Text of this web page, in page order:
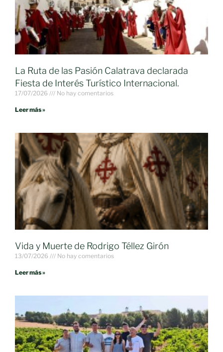
La Ruta de las Pasión Calatrava declarada
Fiesta de Interés Turístico Internacional.
17/07/2026 No hay comentarios
Leer más »
Vida y Muerte de Rodrigo Téllez Girón
13/07/2026 No hay comentarios
Leer más »